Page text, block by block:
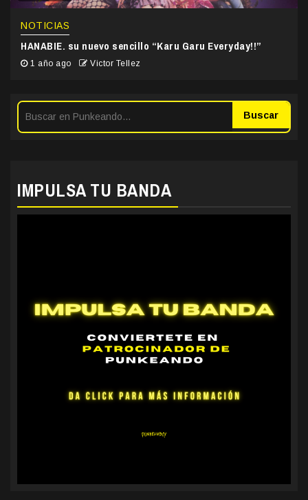
NOTICIAS
HANABIE. su nuevo sencillo “Karu Garu Everyday!!”
1 año ago Victor Tellez
Buscar
IMPULSA TU BANDA